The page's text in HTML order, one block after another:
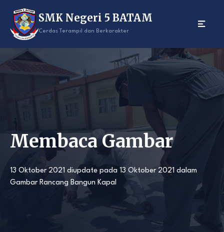
content
SMK Negeri 5 BATAM
Cerdas Terampil dan Berkarakter
Membaca Gambar
13 Oktober 2021 diupdate pada 13 Oktober 2021 dalam
Gambar Rancang Bangun Kapal